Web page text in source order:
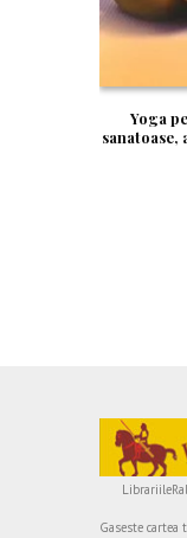
Yoga
Gaseste